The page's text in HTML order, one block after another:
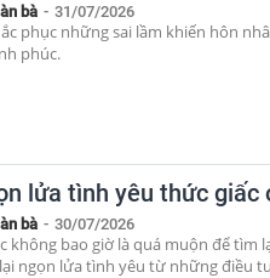
bà - 31/07/2026
phục những sai lầm khiến hôn
phúc.
lửa tình yêu thức giấc
bà - 30/07/2026
không bao giờ là quá muộn để tìm
ngọn lửa tình yêu từ những điều